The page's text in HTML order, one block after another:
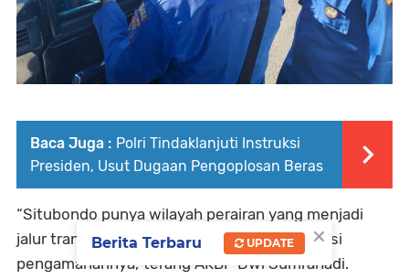
Baca Juga : Polri Tindaklanjuti Instruksi
Presiden, Usut Dugaan Pengoplosan Beras
“Situbondo punya wilayah perairan yang menjadi
jalur transportasi laut, jadi itu perlu kita atensi
pengamanannya,”terang AKBP Dwi Sumrahadi.
×
Berita Terbaru UPDATE